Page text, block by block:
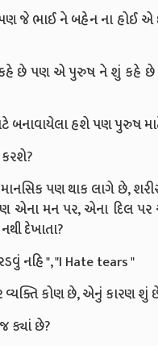
જે ભાઈ ને બહેન ના હોઈ એ
છે પણ એ પુરુષ ને શું કહે છે
બનાવાયેલા હશે પણ પુરુષ માટે
કરશે?
પણ થાક લાગે છે,
પણ એના મન પર, એના દિલ
દેખાતા?
નહિ ", "I Hate tears "
કોણ છે, એનું કારણ શું
ક્યાં છે?